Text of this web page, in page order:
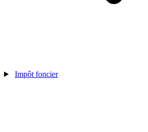
Impôt foncier